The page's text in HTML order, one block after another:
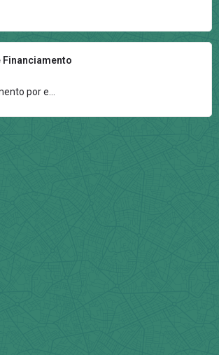
Financiamento
Financiamento por editais